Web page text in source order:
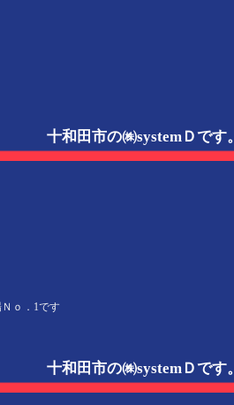
十和田市の㈱systemＤです。
ｏ．1です
十和田市の㈱systemＤです。